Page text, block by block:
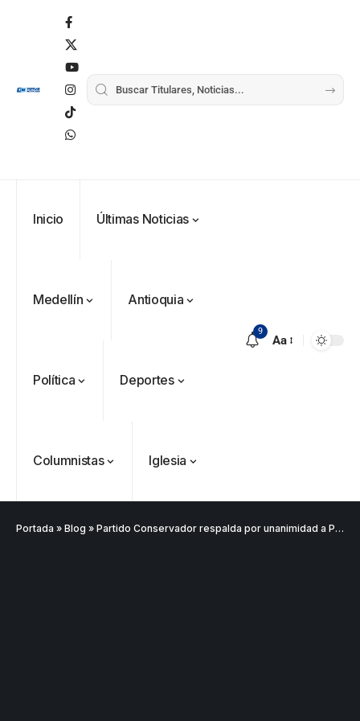
Inicio Últimas Noticias
Medellín Antioquia
Política Deportes
Columnistas Iglesia
9
Aa
Portada » Blog » Partido Conservador respalda por unanimidad a Paloma Valencia para las elecciones presidenciales de 2026